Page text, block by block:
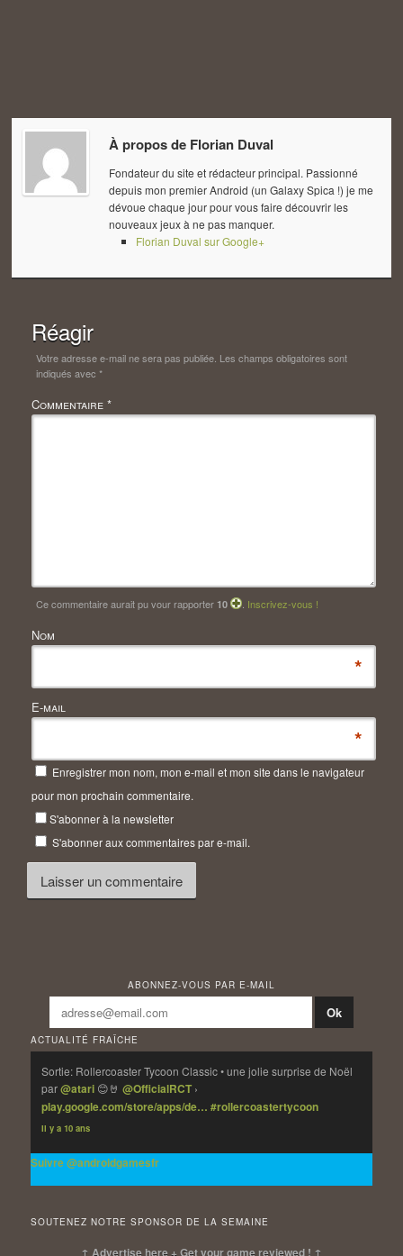
À propos de Florian Duval
Fondateur du site et rédacteur principal. Passionné
depuis mon premier Android (un Galaxy Spica !) je me
dévoue chaque jour pour vous faire découvrir les
nouveaux jeux à ne pas manquer.
Florian Duval sur Google+
Réagir
Votre adresse e-mail ne sera pas publiée. Les champs obligatoires sont
indiqués avec *
Commentaire *
Ce commentaire aurait pu vour rapporter10 Inscrivez-vous !
Nom
*
E-mail
*
Enregistrer mon nom, mon e-mail et mon site dans le navigateur
pour mon prochain commentaire.
S'abonner à la newsletter
S'abonner aux commentaires par e-mail.
ABONNEZ-VOUS PAR E-MAIL
ACTUALITÉ FRAÎCHE
Sortie: Rollercoaster Tycoon Classic • une jolie surprise de Noël
par@atari 😊🤘@OfficialRCT ›
play.google.com/store/apps/de… #rollercoastertycoon
Il y a 10 ans
Suivre @androidgamesfr
SOUTENEZ NOTRE SPONSOR DE LA SEMAINE
↑ Advertise here + Get your game reviewed ! ↑